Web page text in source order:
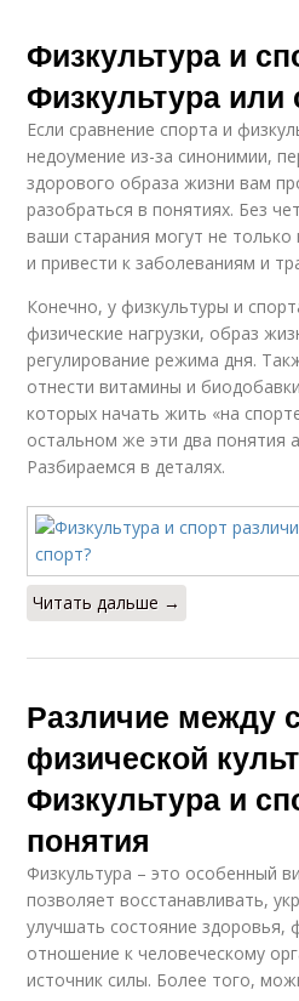
Физкультура и
Физкультура или
Если сравнение спорта и
недоумение из-за синонимии,
здорового образа жизни вам
разобраться в понятиях. Без
ваши старания могут не
и привести к заболеваниям и
Конечно, у физкультуры и
физические нагрузки, образ
регулирование режима дня.
отнести витамины и
которых начать жить «на
остальном же эти два понятия
Разбираемся в деталях.
Читать дальше →
Различие между
физической
Физкультура и
понятия
Физкультура – это особенный
позволяет восстанавливать,
улучшать состояние
отношение к человеческому
источник силы. Более того,